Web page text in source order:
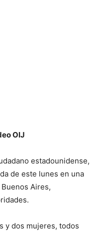
OIJ
estadounidense,
de este lunes en una
Aires,
y dos mujeres, todos